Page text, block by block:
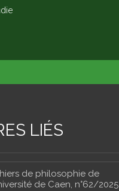
LIÉS
de philosophie de
de Caen, n°62/2025